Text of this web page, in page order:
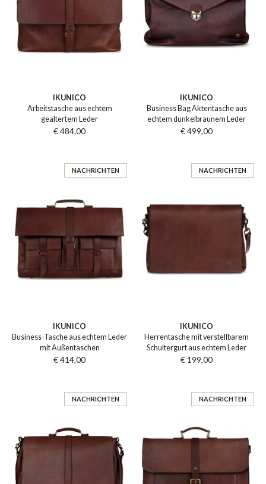
IKUNICO
Arbeitstasche aus echtem
gealtertem Leder
€ 484,00
IKUNICO
Business Bag Aktentasche aus
echtem dunkelbraunem Leder
€ 499,00
NACHRICHTEN
IKUNICO
Business-Tasche aus echtem Leder
mit Außentaschen
€ 414,00
NACHRICHTEN
IKUNICO
Herrentasche mit verstellbarem
Schultergurt aus echtem Leder
€ 199,00
NACHRICHTEN NACHRICHTEN